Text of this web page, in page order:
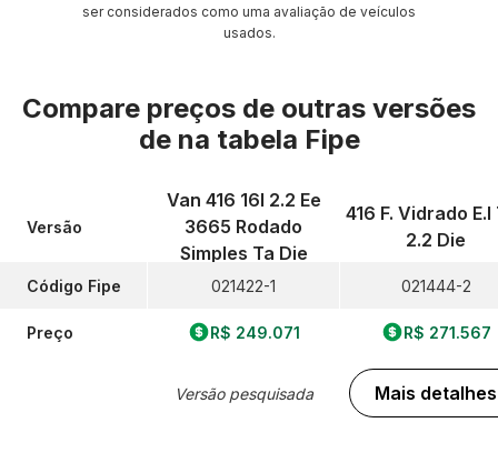
ser considerados como uma avaliação de veículos
usados.
Compare preços de outras versões
de na tabela Fipe
Versão
Código Fipe
Preço
Van 416 16l 2.2 Ee
3665 Rodado
Simples Ta Die
021422-1
R$ 249.071
Versão pesquisada
416 F. Vidrado E.l
2.2 Die
021444-2
R$ 271.567
Mais detalhes